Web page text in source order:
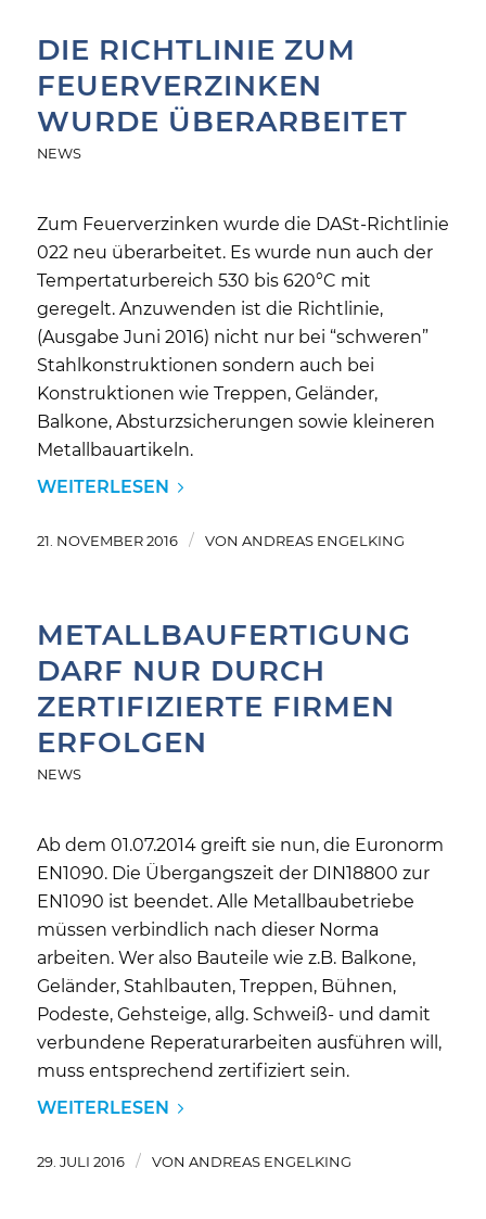
DIE RICHTLINIE ZUM
FEUERVERZINKEN
WURDE ÜBERARBEITET
NEWS
Zum Feuerverzinken wurde die DASt-Richtlinie
022 neu überarbeitet. Es wurde nun auch der
Tempertaturbereich 530 bis 620°C mit
geregelt. Anzuwenden ist die Richtlinie,
(Ausgabe Juni 2016) nicht nur bei “schweren”
Stahlkonstruktionen sondern auch bei
Konstruktionen wie Treppen, Geländer,
Balkone, Absturzsicherungen sowie kleineren
Metallbauartikeln.
WEITERLESEN
21. NOVEMBER 2016 / VON ANDREAS ENGELKING
METALLBAUFERTIGUNG
DARF NUR DURCH
ZERTIFIZIERTE FIRMEN
ERFOLGEN
NEWS
Ab dem 01.07.2014 greift sie nun, die Euronorm
EN1090. Die Übergangszeit der DIN18800 zur
EN1090 ist beendet. Alle Metallbaubetriebe
müssen verbindlich nach dieser Norma
arbeiten. Wer also Bauteile wie z.B. Balkone,
Geländer, Stahlbauten, Treppen, Bühnen,
Podeste, Gehsteige, allg. Schweiß- und damit
verbundene Reperaturarbeiten ausführen will,
muss entsprechend zertifiziert sein.
WEITERLESEN
29. JULI 2016 / VON ANDREAS ENGELKING